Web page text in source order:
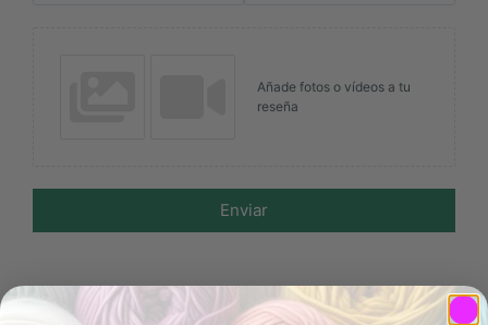
Añade fotos o vídeos a tu
reseña
Enviar
Productos relacionados